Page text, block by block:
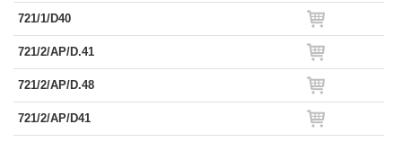
721/1/D40
721/2/AP/D.41
721/2/AP/D.48
721/2/AP/D41